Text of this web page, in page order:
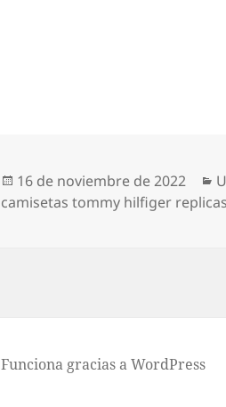
Publicado
el
16 de noviembre de 2022
camisetas tommy hilfiger replicas
Funciona gracias a WordPress